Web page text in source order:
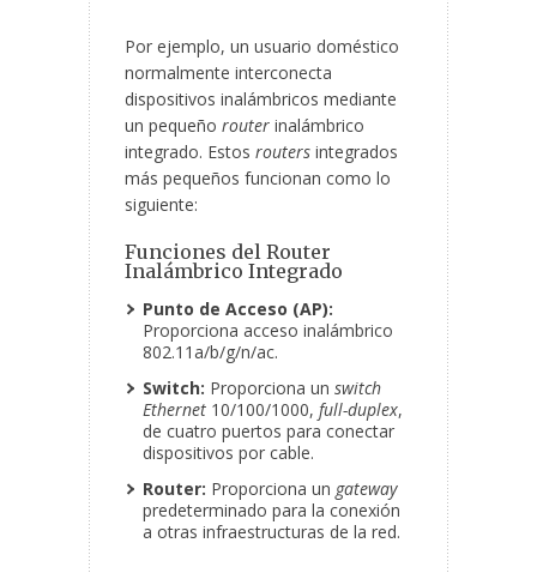
Por ejemplo, un usuario doméstico
normalmente interconecta
dispositivos inalámbricos mediante
un pequeño router inalámbrico
integrado. Estos routers integrados
más pequeños funcionan como lo
siguiente:
Funciones del Router
Inalámbrico Integrado
Punto de Acceso (AP):
Proporciona acceso inalámbrico
802.11a/b/g/n/ac.
Switch: Proporciona un switch
Ethernet 10/100/1000, full-duplex,
de cuatro puertos para conectar
dispositivos por cable.
Router: Proporciona un gateway
predeterminado para la conexión
a otras infraestructuras de la red.